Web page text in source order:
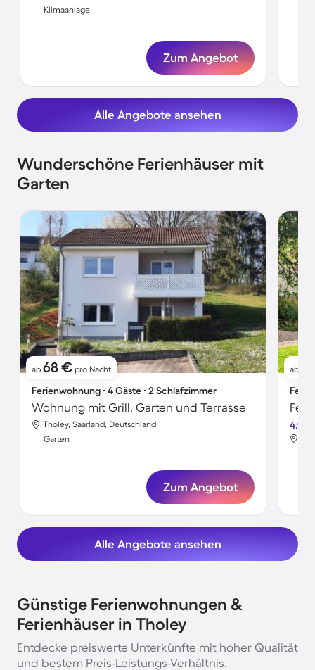
Klimaanlage
Zum Angebot
Alle Angebote ansehen
Wunderschöne Ferienhäuser mit
Garten
ab 68 € pro Nacht
Ferienwohnung ∙ 4 Gäste ∙ 2 Schlafzimmer
Wohnung mit Grill, Garten und Terrasse
Tholey, Saarland, Deutschland
Garten
Zum Angebot
ab
4.9
Alle Angebote ansehen
Günstige Ferienwohnungen &
Ferienhäuser in Tholey
Entdecke preiswerte Unterkünfte mit hoher Qualität
und bestem Preis-Leistungs-Verhältnis.